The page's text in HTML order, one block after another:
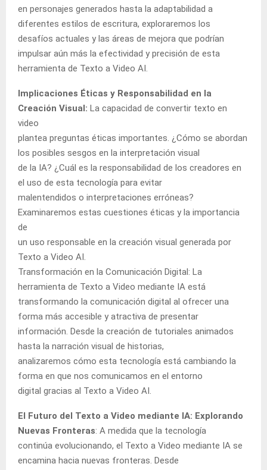
en personajes generados hasta la adaptabilidad a
diferentes estilos de escritura, exploraremos los
desafíos actuales y las áreas de mejora que podrían
impulsar aún más la efectividad y precisión de esta
herramienta de Texto a Video AI.
Implicaciones Éticas y Responsabilidad en la
Creación Visual: La capacidad de convertir texto en
video
plantea preguntas éticas importantes. ¿Cómo se abordan
los posibles sesgos en la interpretación visual
de la IA? ¿Cuál es la responsabilidad de los creadores en
el uso de esta tecnología para evitar
malentendidos o interpretaciones erróneas?
Examinaremos estas cuestiones éticas y la importancia
de
un uso responsable en la creación visual generada por
Texto a Video AI.
Transformación en la Comunicación Digital: La
herramienta de Texto a Video mediante IA está
transformando la comunicación digital al ofrecer una
forma más accesible y atractiva de presentar
información. Desde la creación de tutoriales animados
hasta la narración visual de historias,
analizaremos cómo esta tecnología está cambiando la
forma en que nos comunicamos en el entorno
digital gracias al Texto a Video AI.
El Futuro del Texto a Video mediante IA: Explorando
Nuevas Fronteras: A medida que la tecnología
continúa evolucionando, el Texto a Video mediante IA se
encamina hacia nuevas fronteras. Desde